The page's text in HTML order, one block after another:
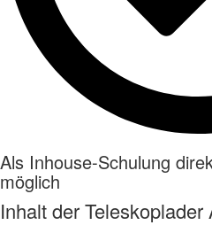
Als Inhouse-Schulung
möglich
Inhalt der Teleskoplader